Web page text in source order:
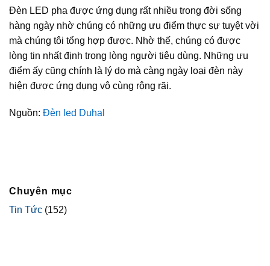
Đèn LED pha được ứng dụng rất nhiều trong đời sống
hàng ngày nhờ chúng có những ưu điểm thực sự tuyệt vời
mà chúng tôi tổng hợp được. Nhờ thế, chúng có được
lòng tin nhất định trong lòng người tiêu dùng. Những ưu
điểm ấy cũng chính là lý do mà càng ngày loại đèn này
hiện được ứng dụng vô cùng rộng rãi.
Nguồn: Đèn led Duhal
Chuyên mục
Tin Tức (152)